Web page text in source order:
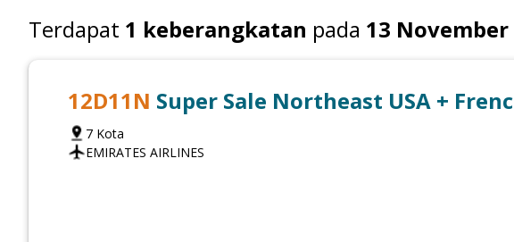
Terdapat 1 keberangkatan pada 13 November
12D11N Super Sale Northeast USA +
7 Kota
EMIRATES AIRLINES